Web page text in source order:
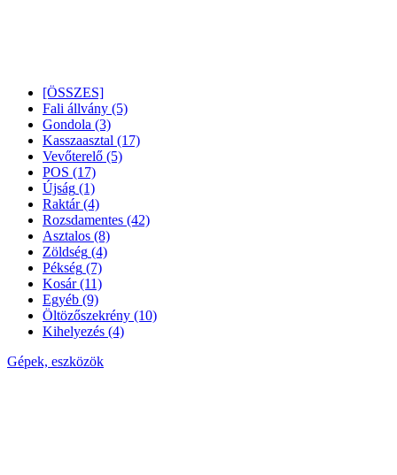
[ÖSSZES]
Fali állvány (5)
Gondola (3)
Kasszaasztal (17)
Vevőterelő (5)
POS (17)
Újság (1)
Raktár (4)
Rozsdamentes (42)
Asztalos (8)
Zöldség (4)
Pékség (7)
Kosár (11)
Egyéb (9)
Öltözőszekrény (10)
Kihelyezés (4)
Gépek, eszközök